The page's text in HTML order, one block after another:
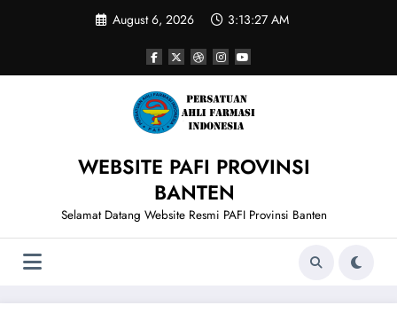
August 6, 2026 3:13:27 AM
WEBSITE PAFI PROVINSI
BANTEN
Selamat Datang Website Resmi PAFI Provinsi Banten